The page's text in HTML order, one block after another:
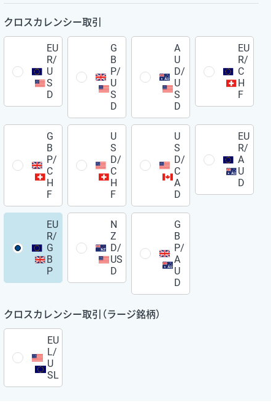
クロスカレンシー取引
EU
R/
U
S
D
G
B
P/
U
S
D
A
U
D/
U
S
D
EU
R/
C
H
F
G
B
P/
C
H
F
U
S
D/
C
H
F
U
S
D/
C
A
D
EU
R/
A
U
D
EU
R/
G
B
P
N
Z
D/
US
D
G
B
P/
A
U
D
クロスカレンシー取引（ラージ銘柄）
EU
L/
U
SL